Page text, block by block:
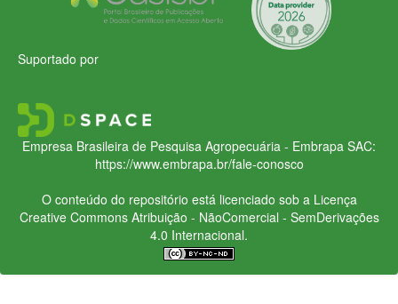
Suportado por
Empresa Brasileira de Pesquisa Agropecuária - Embrapa SAC:
https://www.embrapa.br/fale-conosco
O conteúdo do repositório está licenciado sob a Licença
Creative CommonsAtribuição - NãoComercial - SemDerivações
4.0 Internacional.